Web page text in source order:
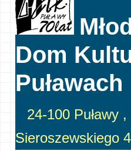
Dom
Puławach
24-100 Puławy ,
Sieroszewskiego